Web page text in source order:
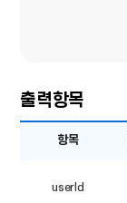
출력항목
샘플데이터,
항목
userId